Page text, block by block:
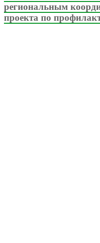
региональным
проекта по